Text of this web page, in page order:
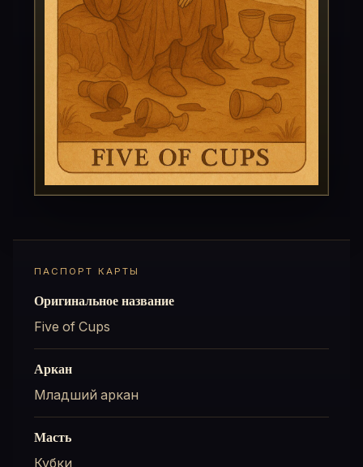
ПАСПОРТ КАРТЫ
Оригинальное название
Five of Cups
Аркан
Младший аркан
Масть
Кубки